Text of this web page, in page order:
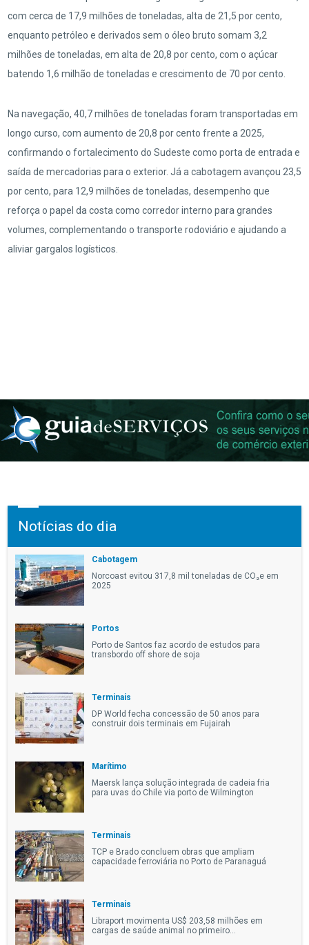
com cerca de 17,9 milhões de toneladas, alta de 21,5 por cento,
enquanto petróleo e derivados sem o óleo bruto somam 3,2
milhões de toneladas, em alta de 20,8 por cento, com o açúcar
batendo 1,6 milhão de toneladas e crescimento de 70 por cento.
Na navegação, 40,7 milhões de toneladas foram transportadas em
longo curso, com aumento de 20,8 por cento frente a 2025,
confirmando o fortalecimento do Sudeste como porta de entrada e
saída de mercadorias para o exterior. Já a cabotagem avançou 23,5
por cento, para 12,9 milhões de toneladas, desempenho que
reforça o papel da costa como corredor interno para grandes
volumes, complementando o transporte rodoviário e ajudando a
aliviar gargalos logísticos.
Notícias do dia
Cabotagem
Norcoast evitou 317,8 mil toneladas de CO₂e em
2025
Portos
Porto de Santos faz acordo de estudos para
transbordo off shore de soja
Terminais
DP World fecha concessão de 50 anos para
construir dois terminais em Fujairah
Marítimo
Maersk lança solução integrada de cadeia fria
para uvas do Chile via porto de Wilmington
Terminais
TCP e Brado concluem obras que ampliam
capacidade ferroviária no Porto de Paranaguá
Terminais
Libraport movimenta US$ 203,58 milhões em
cargas de saúde animal no primeiro...